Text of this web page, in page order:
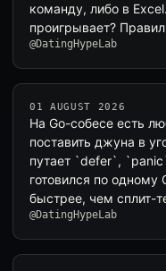
команду, либо в
проигрывает?
@DatingHypeLab
01 AUGUST 2026
На Go-собесе есть
поставить джуна в
путает `defer`,
готовился по одному
быстрее, чем сплит-
@DatingHypeLab